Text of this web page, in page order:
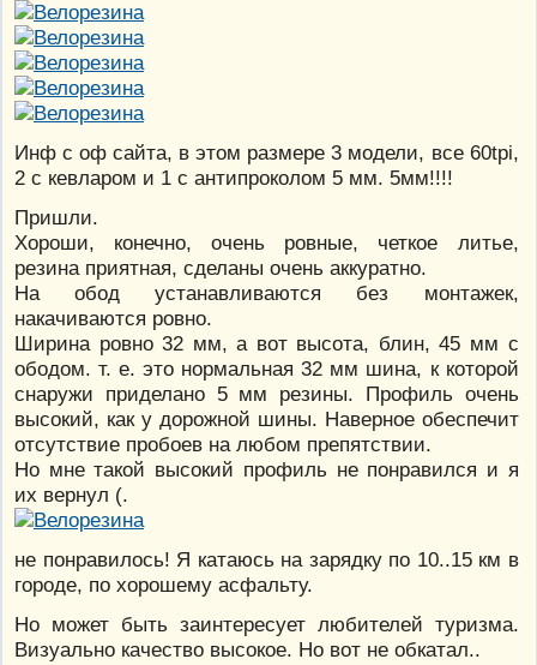
Инф с оф сайта, в этом размере 3 модели, все 60tpi,
2 с кевларом и 1 с антипроколом 5 мм. 5мм!!!!
Пришли.
Хороши, конечно, очень ровные, четкое литье,
резина приятная, сделаны очень аккуратно.
На обод устанавливаются без монтажек,
накачиваются ровно.
Ширина ровно 32 мм, а вот высота, блин, 45 мм с
ободом. т. е. это нормальная 32 мм шина, к которой
снаружи приделано 5 мм резины. Профиль очень
высокий, как у дорожной шины. Наверное обеспечит
отсутствие пробоев на любом препятствии.
Но мне такой высокий профиль не понравился и я
их вернул (.
не понравилось! Я катаюсь на зарядку по 10..15 км в
городе, по хорошему асфальту.
Но может быть заинтересует любителей туризма.
Визуально качество высокое. Но вот не обкатал..